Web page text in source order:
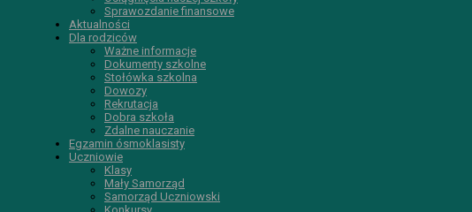
Sprawozdanie finansowe
Aktualności
Dla rodziców
Ważne informacje
Dokumenty szkolne
Stołówka szkolna
Dowozy
Rekrutacja
Dobra szkoła
Zdalne nauczanie
Egzamin ósmoklasisty
Uczniowie
Klasy
Mały Samorząd
Samorząd Uczniowski